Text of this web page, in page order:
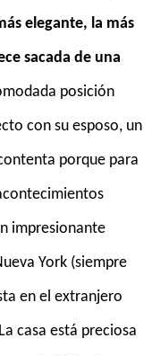
elegante, la más
sacada de una
posición
con su esposo, un
porque para
impresionante
York (siempre
en el extranjero
casa está preciosa